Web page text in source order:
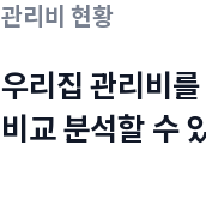
관리비 현황
우리집 관리비
비교 분석할 수